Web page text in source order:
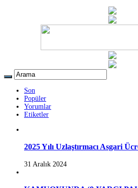
Son
Popüler
Yorumlar
Etiketler
2025 Yılı Uzlaştırmacı Asgari
31 Aralık 2024